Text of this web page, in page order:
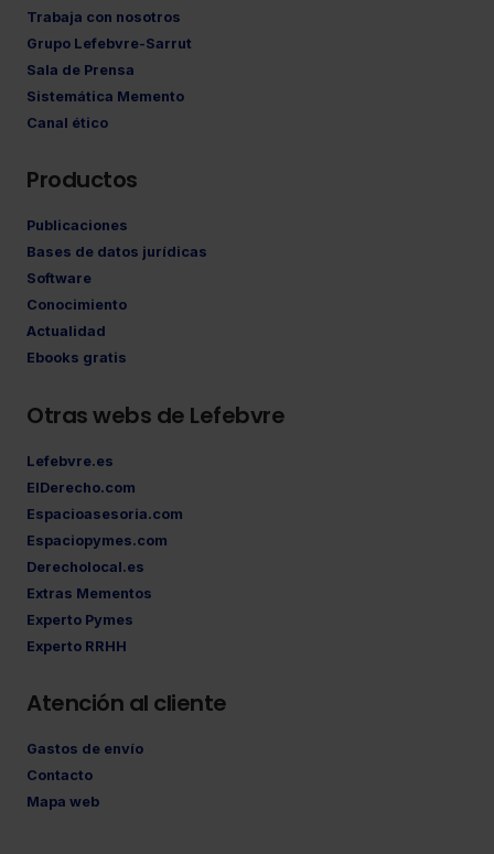
Trabaja con nosotros
Grupo Lefebvre-Sarrut
Sala de Prensa
Sistemática Memento
Canal ético
Productos
Publicaciones
Bases de datos jurídicas
Software
Conocimiento
Actualidad
Ebooks gratis
Otras webs de Lefebvre
Lefebvre.es
ElDerecho.com
Espacioasesoria.com
Espaciopymes.com
Derecholocal.es
Extras Mementos
Experto Pymes
Experto RRHH
Atención al cliente
Gastos de envío
Contacto
Mapa web